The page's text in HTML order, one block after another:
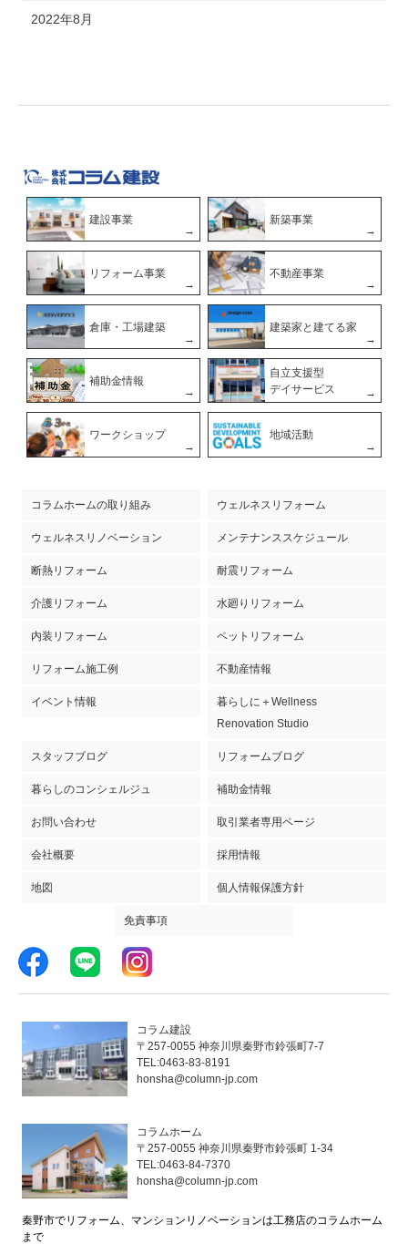
2022年8月
建設事業 新築事業
リフォーム事業 不動産事業
倉庫・工場建築 建築家と建てる家
補助金情報
自立支援型
デイサービス
ワークショップ 地域活動
コラムホームの取り組み ウェルネスリフォーム
ウェルネスリノベーション メンテナンススケジュール
断熱リフォーム 耐震リフォーム
介護リフォーム 水廻りリフォーム
内装リフォーム ペットリフォーム
リフォーム施工例 不動産情報
イベント情報
暮らしに＋Wellness
Renovation Studio
スタッフブログ リフォームブログ
暮らしのコンシェルジュ 補助金情報
お問い合わせ 取引業者専用ページ
会社概要 採用情報
地図 個人情報保護方針
免責事項
コラム建設
〒257-0055 神奈川県秦野市鈴張町7-7
TEL:0463-83-8191
honsha@column-jp.com
コラムホーム
〒257-0055 神奈川県秦野市鈴張町 1-34
TEL:0463-84-7370
honsha@column-jp.com
秦野市でリフォーム、マンションリノベーションは工務店のコラムホーム
まで